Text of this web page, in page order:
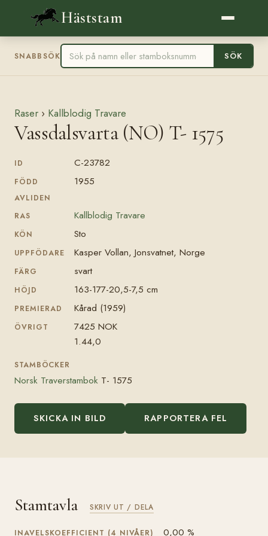
Häststam
SNABBSÖK SÖK
Raser › Kallblodig Travare
Vassdalsvarta (NO) T- 1575
ID C-23782
FÖDD 1955
AVLIDEN
RAS
Kallblodig Travare
KÖN Sto
UPPFÖDARE Kasper Vollan, Jonsvatnet, Norge
FÄRG svart
HÖJD 163-177-20,5-7,5 cm
PREMIERAD Kårad (1959)
ÖVRIGT
7425 NOK
1.44,0
STAMBÖCKER
Norsk Traverstambok T- 1575
SKICKA IN BILD RAPPORTERA FEL
Stamtavla SKRIV UT / DELA
INAVELSKOEFFICIENT (4 NIVÅER) 0,00 %